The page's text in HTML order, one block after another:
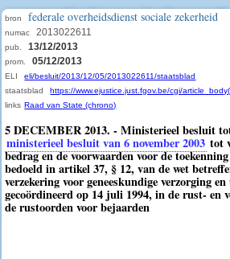
bron federale overheidsdienst sociale zekerheid
numac 2013022611
pub. 13/12/2013
prom. 05/12/2013
ELI
eli/besluit/2013/12/05/2013022611/staatsblad
staatsblad
https://www.ejustice.just.fgov.be/cgi/
links Raad van State (chrono)
5 DECEMBER 2013. - Ministerieel besluit
ministerieel besluit van 6 november 2003 tot
bedrag en de voorwaarden voor de
bedoeld in artikel 37, § 12, van de wet
verzekering voor geneeskundige verzorging
gecoördineerd op 14 juli 1994, in de rust- en
de rustoorden voor bejaarden